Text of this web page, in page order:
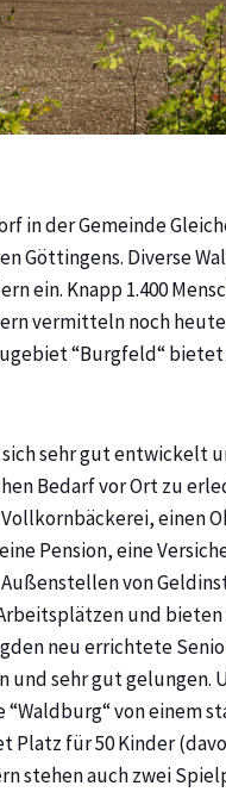
in der Gemeinde
Göttingens. Diverse
ein. Knapp 1.400
vermitteln noch
“Burgfeld“
sehr gut entwickelt
Bedarf vor Ort zu
einen
Pension, eine
von
und
neu errichtete
und sehr gut gelungen.
von einem
für 50 Kinder
stehen auch zwei